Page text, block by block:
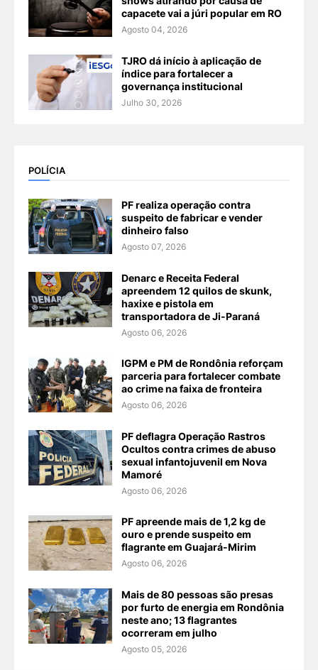
capacete vai a júri popular em RO
Agosto 04, 2026
TJRO dá início à aplicação de
índice para fortalecer a
governança institucional
Julho 30, 2026
POLÍCIA
PF realiza operação contra
suspeito de fabricar e vender
dinheiro falso
Agosto 07, 2026
Denarc e Receita Federal
apreendem 12 quilos de skunk,
haxixe e pistola em
transportadora de Ji-Paraná
Agosto 06, 2026
IGPM e PM de Rondônia reforçam
parceria para fortalecer combate
ao crime na faixa de fronteira
Agosto 06, 2026
PF deflagra Operação Rastros
Ocultos contra crimes de abuso
sexual infantojuvenil em Nova
Mamoré
Agosto 06, 2026
PF apreende mais de 1,2 kg de
ouro e prende suspeito em
flagrante em Guajará-Mirim
Agosto 06, 2026
Mais de 80 pessoas são presas
por furto de energia em Rondônia
neste ano; 13 flagrantes
ocorreram em julho
Agosto 05, 2026